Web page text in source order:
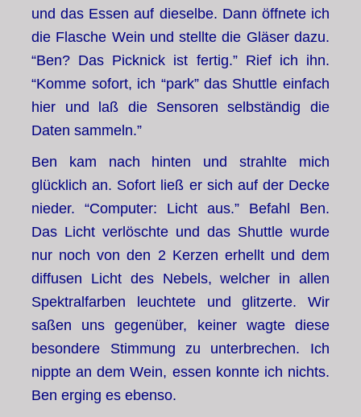
und das Essen auf dieselbe. Dann öffnete ich
die Flasche Wein und stellte die Gläser dazu.
“Ben? Das Picknick ist fertig.” Rief ich ihn.
“Komme sofort, ich “park” das Shuttle einfach
hier und laß die Sensoren selbständig die
Daten sammeln.”
Ben kam nach hinten und strahlte mich
glücklich an. Sofort ließ er sich auf der Decke
nieder. “Computer: Licht aus.” Befahl Ben.
Das Licht verlöschte und das Shuttle wurde
nur noch von den 2 Kerzen erhellt und dem
diffusen Licht des Nebels, welcher in allen
Spektralfarben leuchtete und glitzerte. Wir
saßen uns gegenüber, keiner wagte diese
besondere Stimmung zu unterbrechen. Ich
nippte an dem Wein, essen konnte ich nichts.
Ben erging es ebenso.